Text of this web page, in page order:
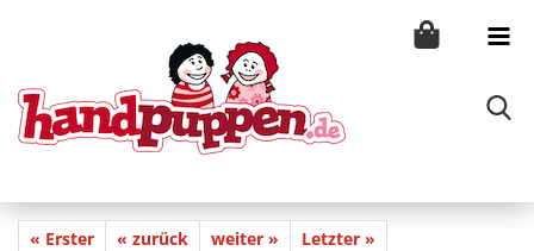
« Erster « zurück weiter »
Letzter »